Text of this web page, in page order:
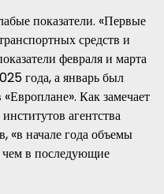
показатели. «Первые
средств и
февраля и марта
года, а январь был
Как замечает
агентства
«в начале года объемы
чем в последующие